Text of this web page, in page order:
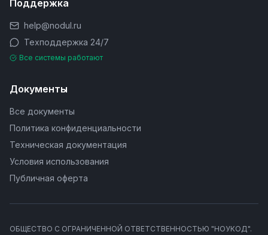
Поддержка
help@nodul.ru
Техподдержка 24/7
Все системы работают
Документы
Все документы
Политика конфиденциальности
Техническая документация
Условия использования
Публичная оферта
ОБЩЕСТВО С ОГРАНИЧЕННОЙ ОТВЕТСТВЕННОСТЬЮ "НОУКОД".